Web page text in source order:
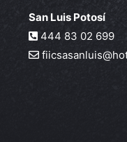
San Luis Potosí
444 83 02 699